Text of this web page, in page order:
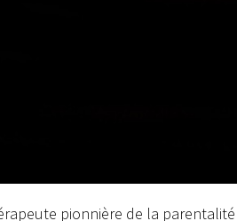
pionnière de la parentalité